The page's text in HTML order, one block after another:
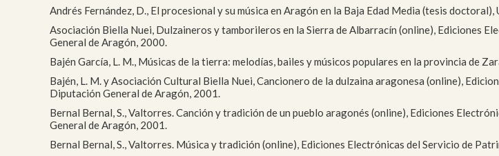
Andrés Fernández, D., El procesional y su música en Aragón en la Baja Edad Media (tesis
Asociación Biella Nuei, Dulzaineros y tamborileros en la Sierra de Albarracín (online), Ediciones
General de Aragón, 2000.
Bajén García, L. M., Músicas de la tierra: melodías, bailes y músicos populares en la provincia de
Bajén, L. M. y Asociación Cultural Biella Nuei, Cancionero de la dulzaina aragonesa (online),
Diputación General de Aragón, 2001.
Bernal Bernal, S., Valtorres. Canción y tradición de un pueblo aragonés (online), Ediciones
General de Aragón, 2001.
Bernal Bernal, S., Valtorres. Música y tradición (online), Ediciones Electrónicas del Servicio de